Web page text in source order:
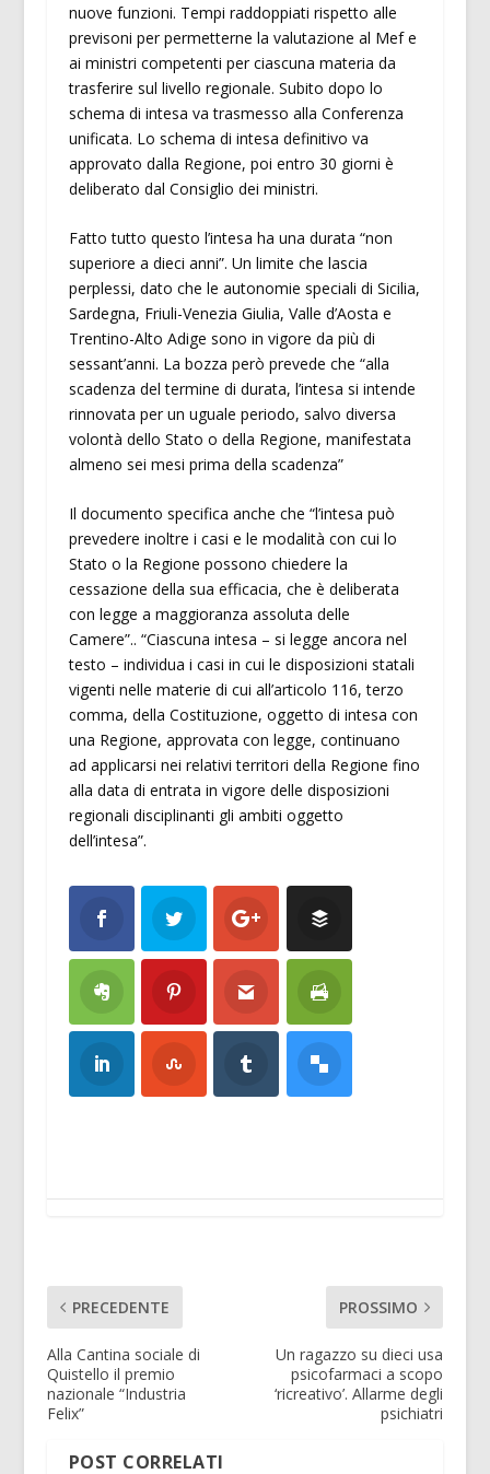
nuove funzioni. Tempi raddoppiati rispetto alle
previsoni per permetterne la valutazione al Mef e
ai ministri competenti per ciascuna materia da
trasferire sul livello regionale. Subito dopo lo
schema di intesa va trasmesso alla Conferenza
unificata. Lo schema di intesa definitivo va
approvato dalla Regione, poi entro 30 giorni è
deliberato dal Consiglio dei ministri.
Fatto tutto questo l’intesa ha una durata “non
superiore a dieci anni”. Un limite che lascia
perplessi, dato che le autonomie speciali di Sicilia,
Sardegna, Friuli-Venezia Giulia, Valle d’Aosta e
Trentino-Alto Adige sono in vigore da più di
sessant’anni. La bozza però prevede che “alla
scadenza del termine di durata, l’intesa si intende
rinnovata per un uguale periodo, salvo diversa
volontà dello Stato o della Regione, manifestata
almeno sei mesi prima della scadenza”
Il documento specifica anche che “l’intesa può
prevedere inoltre i casi e le modalità con cui lo
Stato o la Regione possono chiedere la
cessazione della sua efficacia, che è deliberata
con legge a maggioranza assoluta delle
Camere”.. “Ciascuna intesa – si legge ancora nel
testo – individua i casi in cui le disposizioni statali
vigenti nelle materie di cui all’articolo 116, terzo
comma, della Costituzione, oggetto di intesa con
una Regione, approvata con legge, continuano
ad applicarsi nei relativi territori della Regione fino
alla data di entrata in vigore delle disposizioni
regionali disciplinanti gli ambiti oggetto
dell’intesa”.
PRECEDENTE
Alla Cantina sociale di
Quistello il premio
nazionale “Industria
Felix”
PROSSIMO
Un ragazzo su dieci usa
psicofarmaci a scopo
‘ricreativo’. Allarme degli
psichiatri
POST CORRELATI